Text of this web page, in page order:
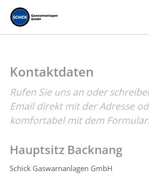
Kontaktdaten
Rufen Sie uns an oder
Email direkt mit der Adresse
komfortabel mit dem Formular.
Hauptsitz Backnang
Schick Gaswarnanlagen GmbH